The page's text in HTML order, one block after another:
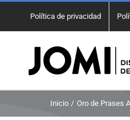
Política de privacidad
Inicio Oro de Prases